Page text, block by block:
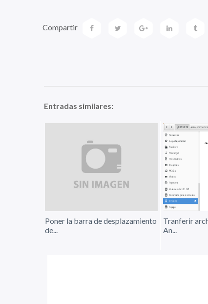
Compartir
Entradas similares:
Poner la barra de desplazamiento
de...
Tranferir
An...